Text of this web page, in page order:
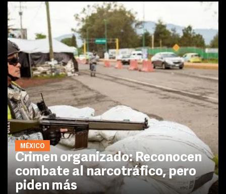
MÉXICO
Crimen organizado: Reconocen
combate al narcotráfico, pero
piden más